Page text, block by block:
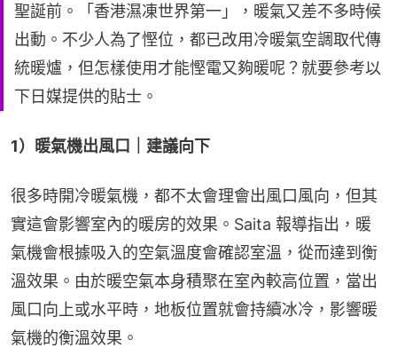
聖誕前。「香港濕凍世界第一」，暖氣又差不多時候
出動。不少人為了慳位，都已改用冷暖氣空調取代傳
統暖爐，但怎樣使用才能慳電又夠暖呢？就要參考以
下日媒提供的貼士。
1）暖氣機出風口｜建議向下
很多時開冷暖氣機，都不太會理會出風口風向，但其
實這會影響室內的暖房的效果。Saita 報導指出，暖
氣機會根據吸入的空氣溫度會確認室溫，從而達到衡
溫效果。由於暖空氣本身積聚在室內較高位置，當出
風口向上或水平時，地板位置就會持續冰冷，影響暖
氣機的衡溫效果。